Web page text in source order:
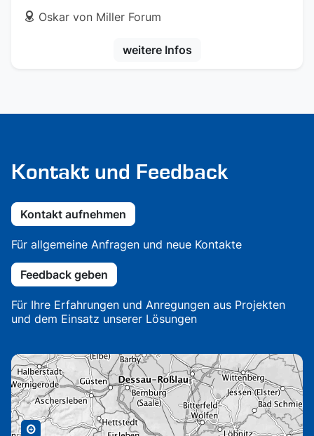
address
Oskar von Miller Forum
weitere Infos
Kontakt und Feedback
Kontakt aufnehmen
Für allgemeine Anfragen und neue Kontakte
Feedback geben
Für Ihre Erfahrungen und Anregungen aus Projekten
und dem Einsatz unserer Lösungen